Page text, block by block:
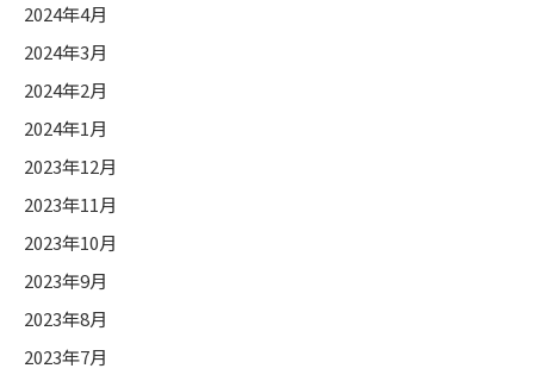
2024年4月
2024年3月
2024年2月
2024年1月
2023年12月
2023年11月
2023年10月
2023年9月
2023年8月
2023年7月